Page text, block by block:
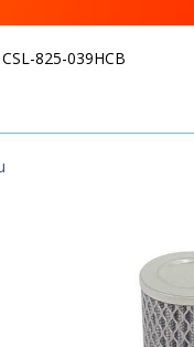
CSL-825-039HCB